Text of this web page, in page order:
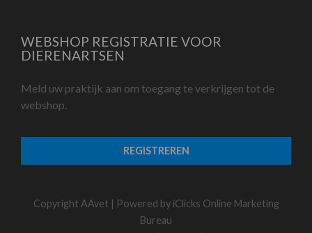
WEBSHOP REGISTRATIE VOOR
DIERENARTSEN
Meld uw praktijk aan om toegang te verkrijgen tot de
webshop.
REGISTREREN
Copyright AAvet | Powered by iClicks Online Marketing
Bureau